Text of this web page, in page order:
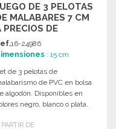
DE 3 PELOTAS
MALABARES 7 CM
PRECIOS DE
16-24986
: 15 cm
de 3 pelotas de
de PVC en bolsa
algodón. Disponibles en
negro, blanco o plata.
DE